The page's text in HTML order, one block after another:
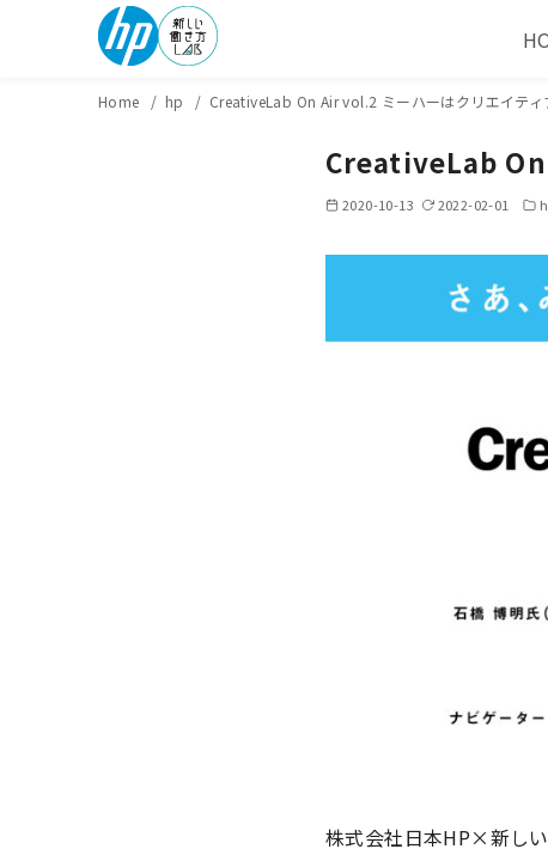
Home hp CreativeLab On Air vol.2 ミーハーはクリエイティ
CreativeLab On
2020-10-13 2022-02-01
株式会社日本HP×新し